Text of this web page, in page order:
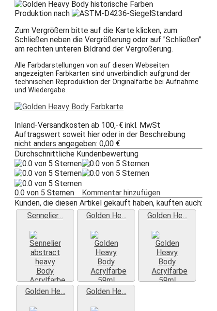
Produktion nach
Standard
Zum Vergrößern bitte auf die Karte klicken, zum
Schließen neben die Vergrößerung oder auf "Schließen"
am rechten unteren Bildrand der Vergrößerung.
Alle Farbdarstellungen von auf diesen Webseiten
angezeigten Farbkarten sind unverbindlich aufgrund der
technischen Reproduktion der Originalfarbe bei Aufnahme
und Wiedergabe.
Inland-Versandkosten ab 100,-€ inkl. MwSt
Auftragswert soweit hier oder in der Beschreibung
nicht anders angegeben: 0,00 €
Durchschnittliche Kundenbewertung
0.0 von 5 Sternen Kommentar hinzufügen
Kunden, die diesen Artikel gekauft haben, kauften auch:
Sennelier…
Weiter »
Golden He…
Weiter »
Golden He…
Golden He… Golden He…